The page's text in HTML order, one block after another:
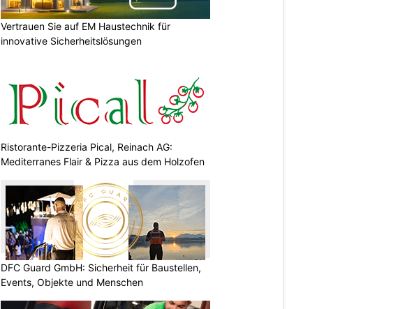
Vertrauen Sie auf EM Haustechnik für
innovative Sicherheitslösungen
Ristorante-Pizzeria Pical, Reinach AG:
Mediterranes Flair & Pizza aus dem Holzofen
DFC Guard GmbH: Sicherheit für Baustellen,
Events, Objekte und Menschen